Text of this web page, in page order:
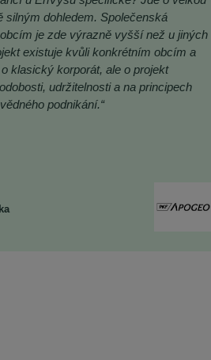
silným dohledem. Společenská
je zde výrazně vyšší než u jiných
existuje kvůli konkrétním obcím a
klasický korporát, ale o projekt
udržitelnosti a na principech
podnikání.“